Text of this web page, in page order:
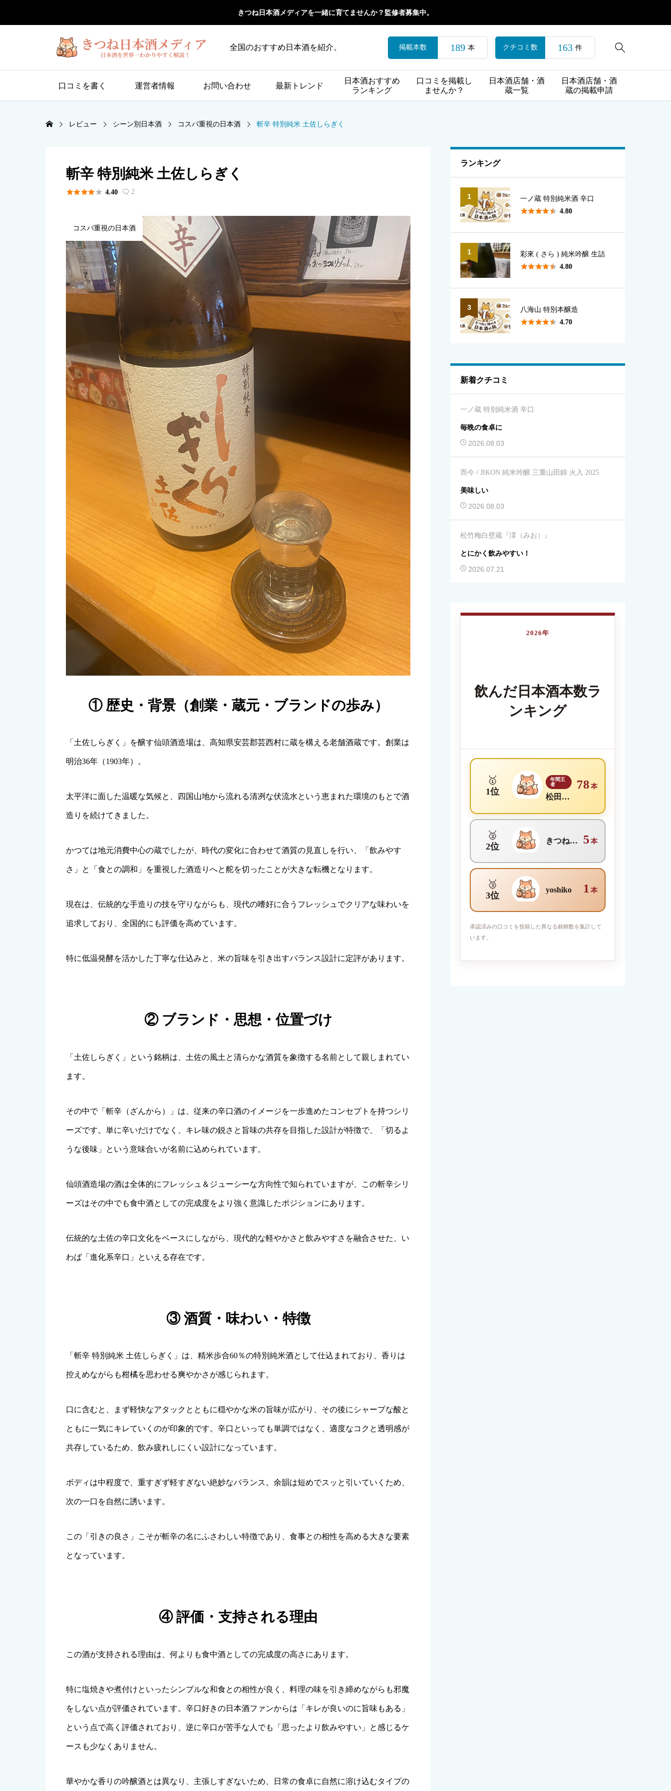
きつね日本酒メディアを一緒に育てませんか？監修者募集中。
全国のおすすめ日本酒を紹介。 
掲載本数 189 本 クチコミ数 163 件
口コミを書く 運営者情報 お問い合わせ 最新トレンド
日本酒おすすめ
ランキング
口コミを掲載し
ませんか？
日本酒店舗・酒
蔵一覧
日本酒店舗・酒
蔵の掲載申請
レビュー シーン別日本酒 コスパ重視の日本酒 斬辛 特別純米 土佐しらぎく
斬辛 特別純米 土佐しらぎく
 4.40  2
コスパ重視の日本酒
① 歴史・背景（創業・蔵元・ブランドの歩み）
「土佐しらぎく」を醸す仙頭酒造場は、高知県安芸郡芸西村に蔵を構える老舗酒蔵です。創業は
明治36年（1903年）。
太平洋に面した温暖な気候と、四国山地から流れる清冽な伏流水という恵まれた環境のもとで酒
造りを続けてきました。
かつては地元消費中心の蔵でしたが、時代の変化に合わせて酒質の見直しを行い、「飲みやす
さ」と「食との調和」を重視した酒造りへと舵を切ったことが大きな転機となります。
現在は、伝統的な手造りの技を守りながらも、現代の嗜好に合うフレッシュでクリアな味わいを
追求しており、全国的にも評価を高めています。
特に低温発酵を活かした丁寧な仕込みと、米の旨味を引き出すバランス設計に定評があります。
② ブランド・思想・位置づけ
「土佐しらぎく」という銘柄は、土佐の風土と清らかな酒質を象徴する名前として親しまれてい
ます。
その中で「斬辛（ざんから）」は、従来の辛口酒のイメージを一歩進めたコンセプトを持つシリ
ーズです。単に辛いだけでなく、キレ味の鋭さと旨味の共存を目指した設計が特徴で、「切るよ
うな後味」という意味合いが名前に込められています。
仙頭酒造場の酒は全体的にフレッシュ＆ジューシーな方向性で知られていますが、この斬辛シリ
ーズはその中でも食中酒としての完成度をより強く意識したポジションにあります。
伝統的な土佐の辛口文化をベースにしながら、現代的な軽やかさと飲みやすさを融合させた、い
わば「進化系辛口」といえる存在です。
③ 酒質・味わい・特徴
「斬辛 特別純米 土佐しらぎく」は、精米歩合60％の特別純米酒として仕込まれており、香りは
控えめながらも柑橘を思わせる爽やかさが感じられます。
口に含むと、まず軽快なアタックとともに穏やかな米の旨味が広がり、その後にシャープな酸と
ともに一気にキレていくのが印象的です。辛口といっても単調ではなく、適度なコクと透明感が
共存しているため、飲み疲れしにくい設計になっています。
ボディは中程度で、重すぎず軽すぎない絶妙なバランス。余韻は短めでスッと引いていくため、
次の一口を自然に誘います。
この「引きの良さ」こそが斬辛の名にふさわしい特徴であり、食事との相性を高める大きな要素
となっています。
④ 評価・支持される理由
この酒が支持される理由は、何よりも食中酒としての完成度の高さにあります。
特に塩焼きや煮付けといったシンプルな和食との相性が良く、料理の味を引き締めながらも邪魔
をしない点が評価されています。辛口好きの日本酒ファンからは「キレが良いのに旨味もある」
という点で高く評価されており、逆に辛口が苦手な人でも「思ったより飲みやすい」と感じるケ
ースも少なくありません。
華やかな香りの吟醸酒とは異なり、主張しすぎないため、日常の食卓に自然に溶け込むタイプの
ランキング
1 一ノ蔵 特別純米酒 辛口
 4.80
1 彩來 ( さら ) 純米吟醸 生詰
 4.80
3 八海山 特別本醸造
 4.70
新着クチコミ
一ノ蔵 特別純米酒 辛口
毎晩の食卓に
2026.08.03
而今 / JIKON 純米吟醸 三重山田錦 火入 2025
美味しい
2026.08.03
松竹梅白壁蔵『澪（みお）』
とにかく飲みやすい！
2026.07.21
2026年
飲んだ日本酒本数ラ
ンキング
🥇
1位
年間王
者
松田理沙
78 本
🥈
2位
きつね日本酒メディア編集部 5 本
🥉
3位
yoshiko 1 本
承認済みの口コミを投稿した異なる銘柄数を集計して
います。